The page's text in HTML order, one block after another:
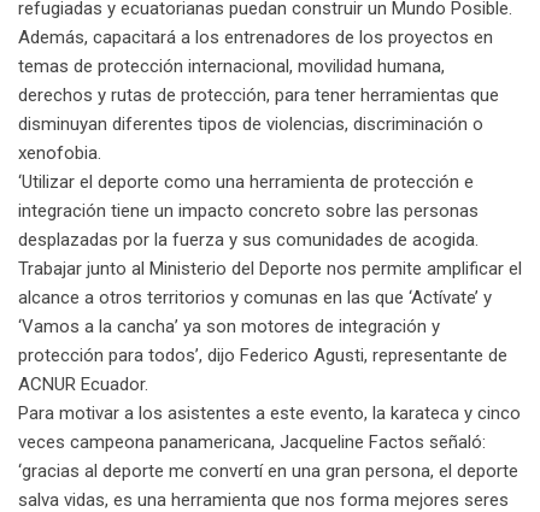
refugiadas y ecuatorianas puedan construir un Mundo Posible.
Además, capacitará a los entrenadores de los proyectos en
temas de protección internacional, movilidad humana,
derechos y rutas de protección, para tener herramientas que
disminuyan diferentes tipos de violencias, discriminación o
xenofobia.
‘Utilizar el deporte como una herramienta de protección e
integración tiene un impacto concreto sobre las personas
desplazadas por la fuerza y sus comunidades de acogida.
Trabajar junto al Ministerio del Deporte nos permite amplificar el
alcance a otros territorios y comunas en las que ‘Actívate’ y
‘Vamos a la cancha’ ya son motores de integración y
protección para todos’, dijo Federico Agusti, representante de
ACNUR Ecuador.
Para motivar a los asistentes a este evento, la karateca y cinco
veces campeona panamericana, Jacqueline Factos señaló:
‘gracias al deporte me convertí en una gran persona, el deporte
salva vidas, es una herramienta que nos forma mejores seres